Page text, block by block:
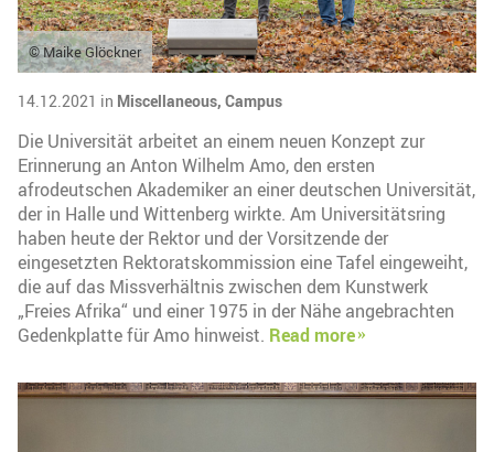
© Maike Glöckner
14.12.2021 in Miscellaneous, Campus
Die Universität arbeitet an einem neuen Konzept zur
Erinnerung an Anton Wilhelm Amo, den ersten
afrodeutschen Akademiker an einer deutschen Universität,
der in Halle und Wittenberg wirkte. Am Universitätsring
haben heute der Rektor und der Vorsitzende der
eingesetzten Rektoratskommission eine Tafel eingeweiht,
die auf das Missverhältnis zwischen dem Kunstwerk
„Freies Afrika“ und einer 1975 in der Nähe angebrachten
Gedenkplatte für Amo hinweist. Read more